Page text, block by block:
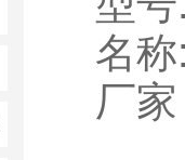
名称
厂